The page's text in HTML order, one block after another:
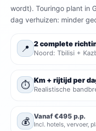
wordt). Touringo plant in
dag verhuizen: minder
📍 2 complete
Noord: Tbilisi +
⏱️ Km + rijtijd per
Realistische
💰 Vanaf €495 p.p.
Incl. hotels, vervoer,